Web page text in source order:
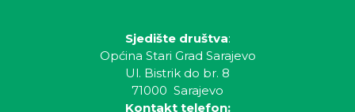
Sjedište društva:
Općina Stari Grad Sarajevo
Ul. Bistrik do br. 8
71000 Sarajevo
Kontakt telefon: